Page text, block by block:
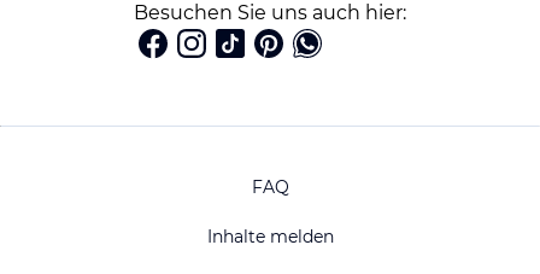
Besuchen Sie uns auch hier:
FAQ
Inhalte melden